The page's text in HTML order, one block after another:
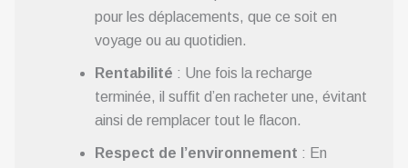
pour les déplacements, que ce soit en
voyage ou au quotidien.
Rentabilité : Une fois la recharge
terminée, il suffit d’en racheter une, évitant
ainsi de remplacer tout le flacon.
Respect de l’environnement : En